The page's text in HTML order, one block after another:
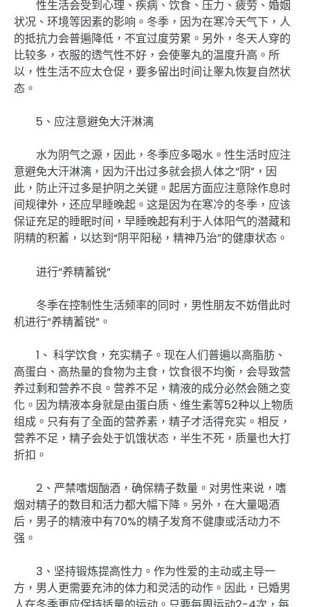
性生活会受到心理、疾病、饮食、压力、疲劳、婚姻
状况、环境等因素的影响。冬季，因为在寒冷天气下，人
的抵抗力会普遍降低，不宜过度劳累。另外，冬天人穿的
比较多，衣服的透气性不好，会使睾丸的温度升高。所
以，性生活不应太仓促，要多留出时间让睾丸恢复自然状
态。
5、应注意避免大汗淋漓
水为阴气之源，因此，冬季应多喝水。性生活时应注
意避免大汗淋漓，因为汗出过多就会损人体之“阴”，因
此，防止汗过多是护阴之关键。起居方面应注意除作息时
间规律外，还应早睡晚起。这是因为在寒冷的冬季，应该
保证充足的睡眠时间，早睡晚起有利于人体阳气的潜藏和
阴精的积蓄，以达到“阴平阳秘，精神乃治”的健康状态。
进行“养精蓄锐”
冬季在控制性生活频率的同时，男性朋友不妨借此时
机进行“养精蓄锐”。
1、 科学饮食，充实精子。现在人们普遍以高脂肪、
高蛋白、高热量的食物为主食，饮食很不均衡，会导致营
养过剩和营养不良。营养不足，精液的成分必然会随之变
化。因为精液本身就是由蛋白质、维生素等52种以上物质
组成。只有有了全面的营养素，精子才活得充实。相反，
营养不足，精子会处于饥饿状态，半生不死，质量也大打
折扣。
2、严禁嗜烟酗酒，确保精子数量。对男性来说，嗜
烟对精子的数目和活力都大幅下降。另外，在大量喝酒
后，男子的精液中有70%的精子发育不健康或活动力不
强。
3、坚持锻炼提高性力。作为性爱的主动或主导一
方，男人更需要充沛的体力和灵活的动作。因此，已婚男